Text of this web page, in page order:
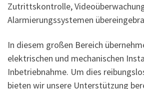
Zutrittskontrolle,
Alarmierungssystemen
In diesem großen Bereich
elektrischen und mechanischen
Inbetriebnahme. Um dies
bieten wir unsere Unterstützung